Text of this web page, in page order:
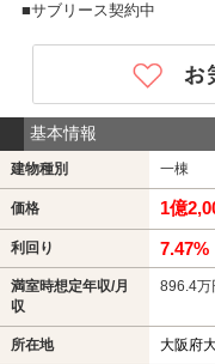
■サブリース契約中
基本情報
建物種別 一棟
価格 1億
利回り 7.47%
満室時想定年収/月
収
896.4万
所在地 大阪府